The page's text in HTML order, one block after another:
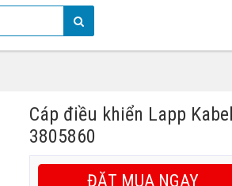
Cáp điều khiển Lapp
3805860
ĐẶT MUA NGAY